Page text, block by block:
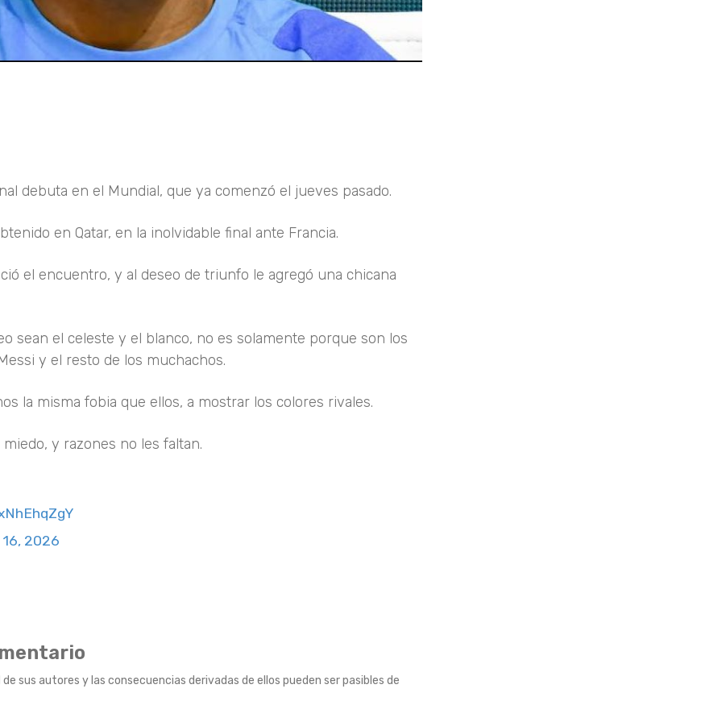
debuta en el Mundial, que ya comenzó el jueves pasado.
en Qatar, en la inolvidable final ante Francia.
el encuentro, y al deseo de triunfo le agregó una chicana
sean el celeste y el blanco, no es solamente porque son los
y el resto de los muchachos.
la misma fobia que ellos, a mostrar los colores rivales.
y razones no les faltan.
2026
sus autores y las consecuencias derivadas de ellos pueden ser pasibles de